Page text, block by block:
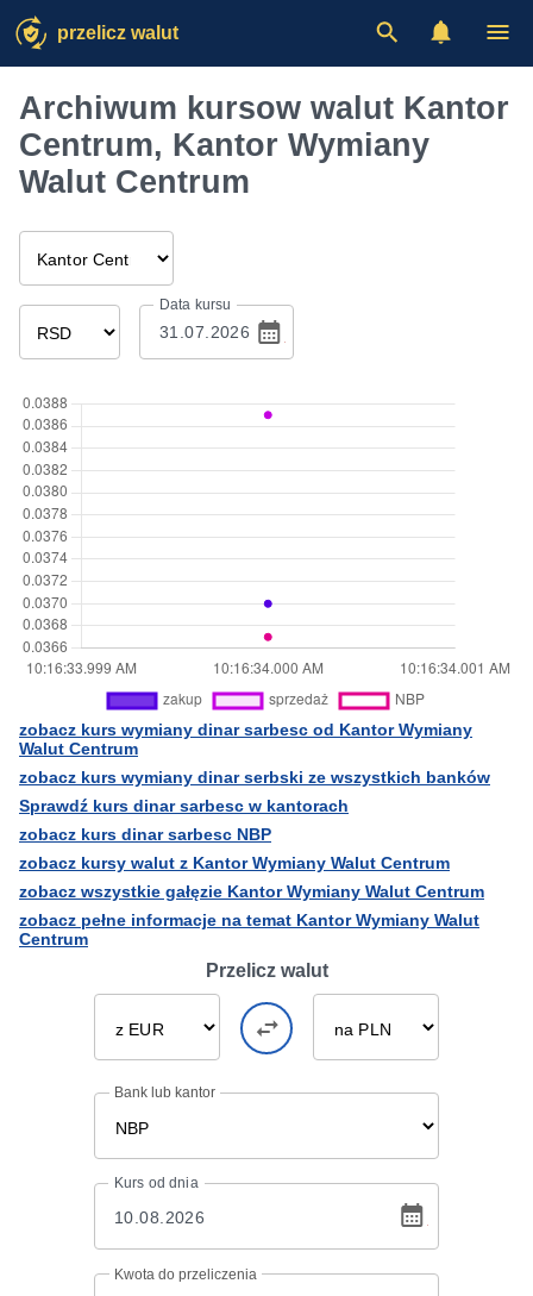
przelicz walut
Archiwum kursow walut Kantor
Centrum, Kantor Wymiany
Walut Centrum
Data kursu
zobacz kurs wymiany dinar sarbesc od Kantor Wymiany
Walut Centrum
zobacz kurs wymiany dinar serbski ze wszystkich banków
Sprawdź kurs dinar sarbesc w kantorach
zobacz kurs dinar sarbesc NBP
zobacz kursy walut z Kantor Wymiany Walut Centrum
zobacz wszystkie gałęzie Kantor Wymiany Walut Centrum
zobacz pełne informacje na temat Kantor Wymiany Walut
Centrum
Przelicz walut
Bank lub kantor
Kurs od dnia
Kwota do przeliczenia